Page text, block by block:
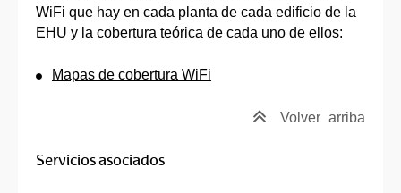
WiFi que hay en cada planta de cada edificio de la
EHU y la cobertura teórica de cada uno de ellos:
Mapas de cobertura WiFi
Volver arriba
Servicios asociados